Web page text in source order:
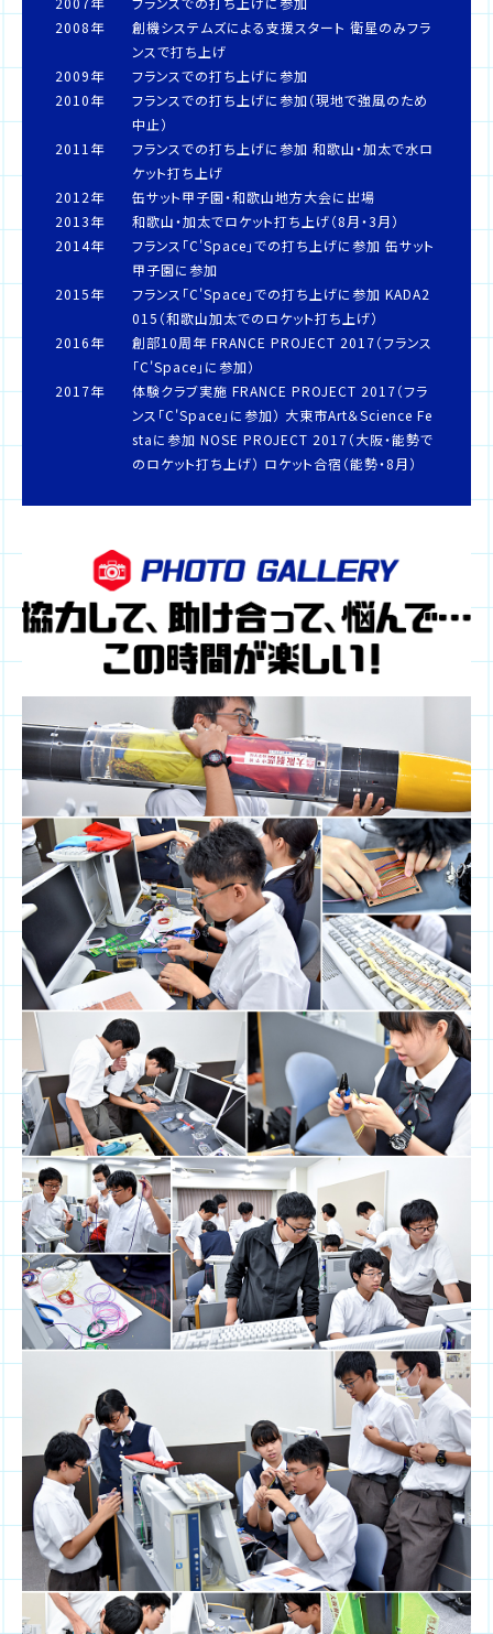
2008年
創機システムズによる支援スタート 衛星のみフラ
ンスで打ち上げ
2009年
フランスでの打ち上げに参加
2010年
フランスでの打ち上げに参加（現地で強風のため
中止）
2011年
フランスでの打ち上げに参加 和歌山・加太で水ロ
ケット打ち上げ
2012年
缶サット甲子園・和歌山地方大会に出場
2013年
和歌山・加太でロケット打ち上げ（8月・3月）
2014年
フランス「C'Space」での打ち上げに参加 缶サット
甲子園に参加
2015年
フランス「C'Space」での打ち上げに参加 KADA2
015（和歌山加太でのロケット打ち上げ）
2016年
創部10周年 FRANCE PROJECT 2017（フランス
「C'Space」に参加）
2017年
体験クラブ実施 FRANCE PROJECT 2017（フラ
ンス「C'Space」に参加） 大東市Art＆Science Fe
staに参加 NOSE PROJECT 2017（大阪・能勢で
のロケット打ち上げ） ロケット合宿（能勢・8月）